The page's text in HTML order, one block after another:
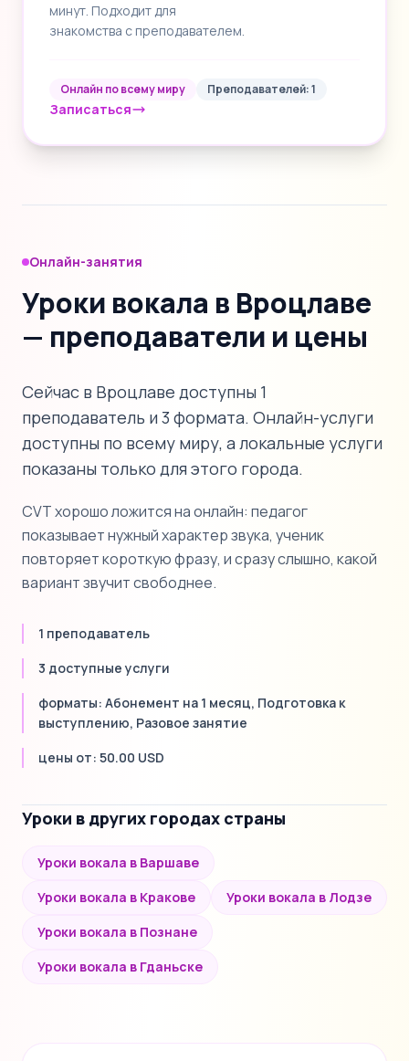
минут. Подходит для
знакомства с преподавателем.
Онлайн по всему миру Преподавателей: 1
Записаться
Онлайн-занятия
Уроки вокала в Вроцлаве
— преподаватели и цены
Сейчас в Вроцлаве доступны 1
преподаватель и 3 формата. Онлайн-услуги
доступны по всему миру, а локальные услуги
показаны только для этого города.
CVT хорошо ложится на онлайн: педагог
показывает нужный характер звука, ученик
повторяет короткую фразу, и сразу слышно, какой
вариант звучит свободнее.
1 преподаватель
3 доступные услуги
форматы: Абонемент на 1 месяц, Подготовка к
выступлению, Разовое занятие
цены от: 50.00 USD
Уроки в других городах страны
Уроки вокала в Варшаве
Уроки вокала в Кракове
Уроки вокала в Лодзе
Уроки вокала в Познане
Уроки вокала в Гданьске